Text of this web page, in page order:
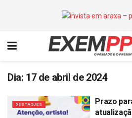
Dia: 17 de abril de 2024
DESTAQUES
Prazo